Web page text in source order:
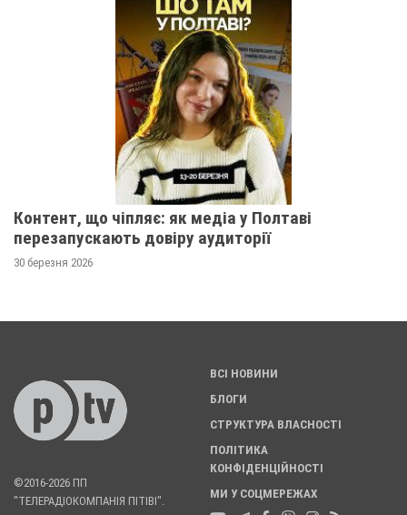
Контент, що чіпляє: як медіа у Полтаві
перезапускають довіру аудиторії
30 березня 2026
©2016-2026 ПП
"ТЕЛЕРАДІОКОМПАНІЯ ПІТІВІ".
ВСІ НОВИНИ
БЛОГИ
СТРУКТУРА ВЛАСНОСТІ
ПОЛІТИКА
КОНФІДЕНЦІЙНОСТІ
МИ У СОЦМЕРЕЖАХ